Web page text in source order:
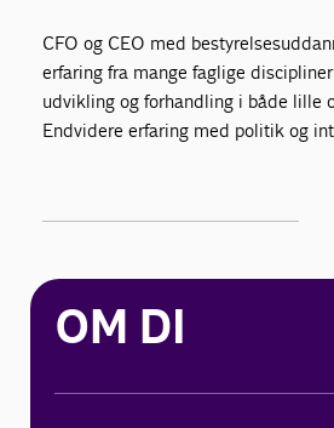
CFO og CEO med
erfaring fra mange faglige
udvikling og forhandling i både lille
Endvidere erfaring med politik og
OM DI